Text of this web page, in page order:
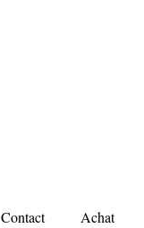
Contact Achat